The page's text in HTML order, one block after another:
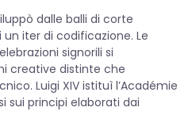
dalle balli di corte
iter di codificazione. Le
signorili si
creative distinte che
Luigi XIV istituì l’Académie
sui principi elaborati dai